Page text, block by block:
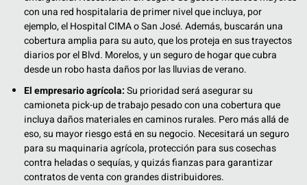
con una red hospitalaria de primer nivel que incluya, por
ejemplo, el Hospital CIMA o San José. Además, buscarán una
cobertura amplia para su auto, que los proteja en sus trayectos
diarios por el Blvd. Morelos, y un seguro de hogar que cubra
desde un robo hasta daños por las lluvias de verano.
El empresario agrícola:Su prioridad será asegurar su
camioneta pick-up de trabajo pesado con una cobertura que
incluya daños materiales en caminos rurales. Pero más allá de
eso, su mayor riesgo está en su negocio. Necesitará un seguro
para su maquinaria agrícola, protección para sus cosechas
contra heladas o sequías, y quizás fianzas para garantizar
contratos de venta con grandes distribuidores.